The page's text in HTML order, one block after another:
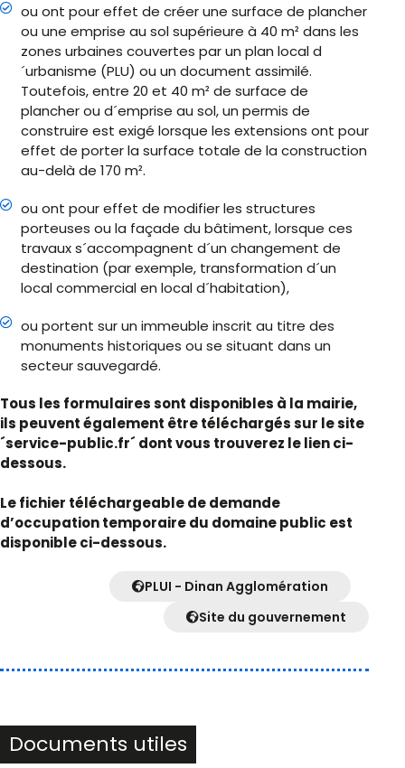
ou ont pour effet de créer une surface de plancher
ou une emprise au sol supérieure à 40 m² dans les
zones urbaines couvertes par un plan local d
´urbanisme (PLU) ou un document assimilé.
Toutefois, entre 20 et 40 m² de surface de
plancher ou d´emprise au sol, un permis de
construire est exigé lorsque les extensions ont pour
effet de porter la surface totale de la construction
au-delà de 170 m².
ou ont pour effet de modifier les structures
porteuses ou la façade du bâtiment, lorsque ces
travaux s´accompagnent d´un changement de
destination (par exemple, transformation d´un
local commercial en local d´habitation),
ou portent sur un immeuble inscrit au titre des
monuments historiques ou se situant dans un
secteur sauvegardé.
Tous les formulaires sont disponibles à la mairie,
ils peuvent également être téléchargés sur le site
´service-public.fr´ dont vous trouverez le lien ci-
dessous.
Le fichier téléchargeable de demande
d’occupation temporaire du domaine public est
disponible ci-dessous.
PLUI - Dinan Agglomération
Site du gouvernement
Documents utiles